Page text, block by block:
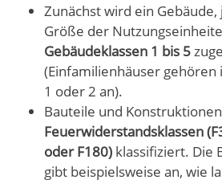
Zunächst wird ein
Größe der
Gebäudeklassen 1 bis 5
(Einfamilienhäuser gehören
1 oder 2 an).
Bauteile und
Feuerwiderstandsklassen
oder F180) klassifiziert. Die
gibt beispielsweise an, wie